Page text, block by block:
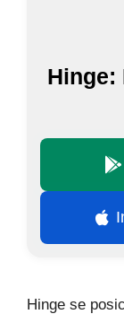
Hinge:
Hinge se